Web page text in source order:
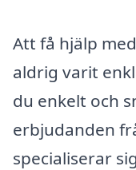
Att få hjälp
aldrig varit
du enkelt och
erbjudanden
specialiserar